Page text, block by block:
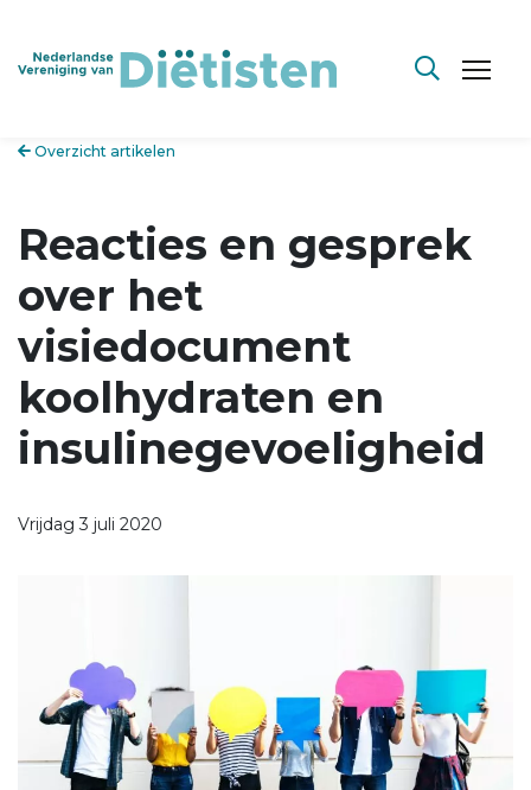
Overzicht artikelen
Reacties en gesprek
over het
visiedocument
koolhydraten en
insulinegevoeligheid
Vrijdag 3 juli 2020